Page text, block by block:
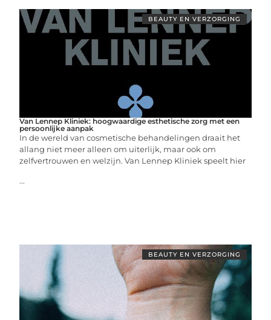
BEAUTY EN VERZORGING
Van Lennep Kliniek: hoogwaardige esthetische zorg met een
persoonlijke aanpak
In de wereld van cosmetische behandelingen draait het
allang niet meer alleen om uiterlijk, maar ook om
zelfvertrouwen en welzijn. Van Lennep Kliniek speelt hier
...
BEAUTY EN VERZORGING